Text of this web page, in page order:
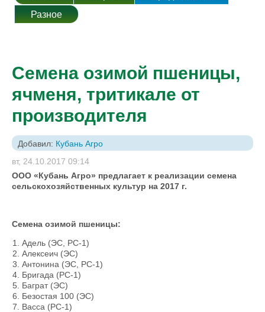
Разное
Семена озимой пшеницы,
ячменя, тритикале от
производителя
Добавил: Кубань Агро
вт, 24.10.2017 09:14
ООО «Кубань Агро» предлагает к реализации семена
сельскохозяйственных культур на 2017 г.
Семена озимой пшеницы:
Адель (ЭС, РС-1)
Алексеич (ЭС)
Антонина (ЭС, РС-1)
Бригада (РС-1)
Баграт (ЭС)
Безостая 100 (ЭС)
Васса (РС-1)